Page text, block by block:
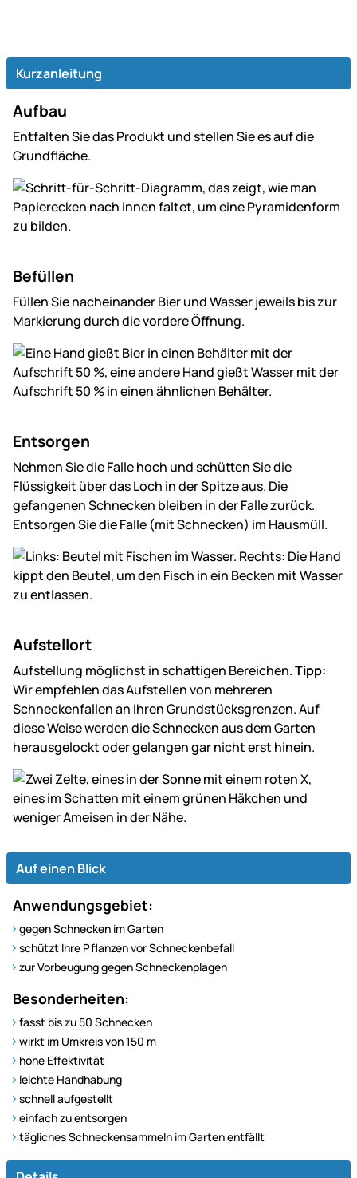
Kurzanleitung
Aufbau
Entfalten Sie das Produkt und stellen Sie es auf die
Grundfläche.
Befüllen
Füllen Sie nacheinander Bier und Wasser jeweils bis zur
Markierung durch die vordere Öffnung.
Entsorgen
Nehmen Sie die Falle hoch und schütten Sie die
Flüssigkeit über das Loch in der Spitze aus. Die
gefangenen Schnecken bleiben in der Falle zurück.
Entsorgen Sie die Falle (mit Schnecken) im Hausmüll.
Aufstellort
Aufstellung möglichst in schattigen Bereichen.Tipp:
Wir empfehlen das Aufstellen von mehreren
Schneckenfallen an Ihren Grundstücksgrenzen. Auf
diese Weise werden die Schnecken aus dem Garten
herausgelockt oder gelangen gar nicht erst hinein.
Auf einen Blick
Anwendungsgebiet:
gegen Schnecken im Garten
schützt Ihre Pflanzen vor Schneckenbefall
zur Vorbeugung gegen Schneckenplagen
Besonderheiten:
fasst bis zu 50 Schnecken
wirkt im Umkreis von 150 m
hohe Effektivität
leichte Handhabung
schnell aufgestellt
einfach zu entsorgen
tägliches Schneckensammeln im Garten entfällt